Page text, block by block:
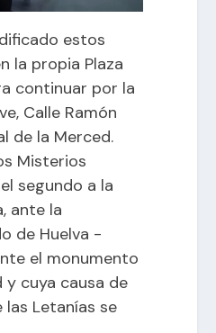
estos
la propia Plaza
continuar por la
Calle Ramón
de la Merced.
Misterios
segundo a la
ante la
de Huelva -
el monumento
y cuya causa de
Letanías se